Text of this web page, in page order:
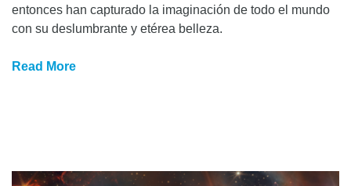
entonces han capturado la imaginación de todo el mundo
con su deslumbrante y etérea belleza.
Read More